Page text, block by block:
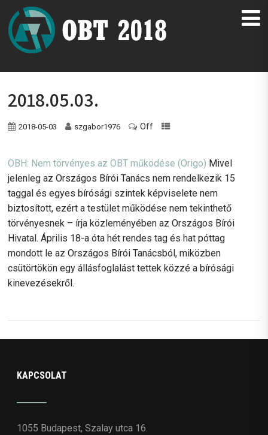
2018.05.03.
2018-05-03 szgabor1976 Off
OBH: Nem törvényes az OBT működése (Origo) Mivel
jelenleg az Országos Bírói Tanács nem rendelkezik 15
taggal és egyes bírósági szintek képviselete nem
biztosított, ezért a testület működése nem tekinthető
törvényesnek – írja közleményében az Országos Bírói
Hivatal. Április 18-a óta hét rendes tag és hat póttag
mondott le az Országos Bírói Tanácsból, miközben
csütörtökön egy állásfoglalást tettek közzé a bírósági
kinevezésekről.
KAPCSOLAT
1055 Budapest, Szalay utca 16.